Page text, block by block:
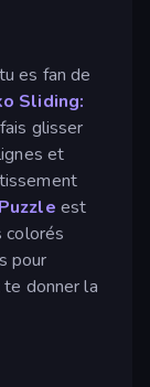
es fan de
Sliding:
glisser
et
est
colorés
pour
donner la